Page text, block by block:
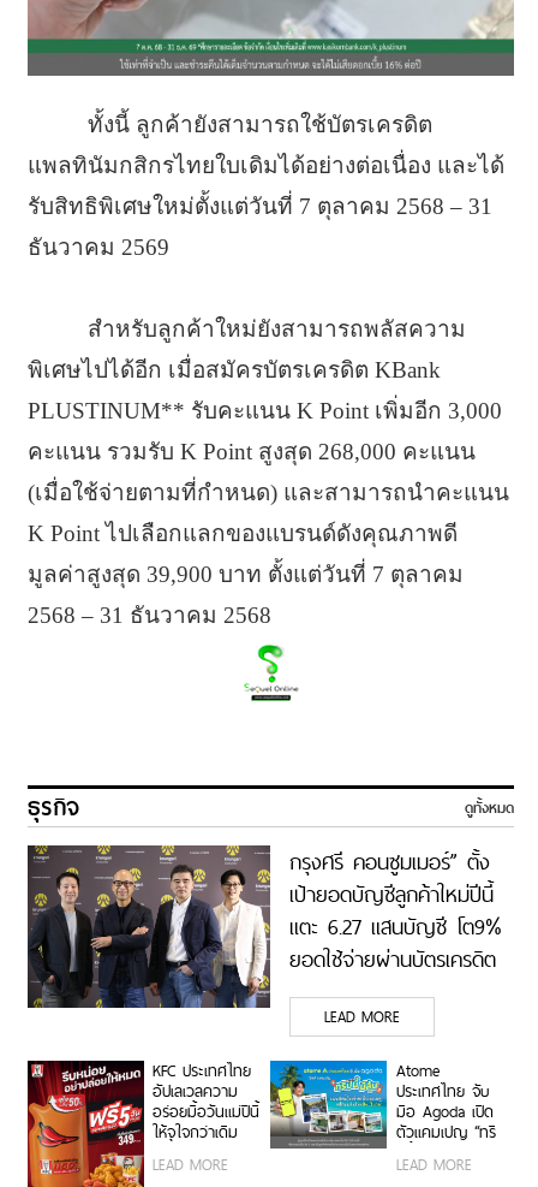
ทั้งนี้ ลูกค้ายังสามารถใช้บัตรเครดิต
แพลทินัมกสิกรไทยใบเดิมได้อย่างต่อเนื่อง และได้
รับสิทธิพิเศษใหม่ตั้งแต่วันที่ 7 ตุลาคม 2568 – 31
ธันวาคม 2569
สำหรับลูกค้าใหม่ยังสามารถพลัสความ
พิเศษไปได้อีก เมื่อสมัครบัตรเครดิต KBank
PLUSTINUM** รับคะแนน K Point เพิ่มอีก 3,000
คะแนน รวมรับ K Point สูงสุด 268,000 คะแนน
(เมื่อใช้จ่ายตามที่กำหนด) และสามารถนำคะแนน
K Point ไปเลือกแลกของแบรนด์ดังคุณภาพดี
มูลค่าสูงสุด 39,900 บาท ตั้งแต่วันที่ 7 ตุลาคม
2568 – 31 ธันวาคม 2568
ธุรกิจ ดูทั้งหมด
กรุงศรี คอนซูมเมอร์” ตั้ง
เป้ายอดบัญชีลูกค้าใหม่ปีนี้
แตะ 6.27 แสนบัญชี โต9%
ยอดใช้จ่ายผ่านบัตรเครดิต
4.2 แสนล้านบาท โต 6%
และยอดสินเชื่อใหม่ 9.8 หมื่น
ล้านบาท เร่งขยายสินเชื่อ-
นายหน้าประกันภัย เจาะกลุ่ม
Wealth และยกระดับบัตร
เครดิตลูกค้าองค์กร
LEAD MORE
KFC ประเทศไทย
อัปเลเวลความ
อร่อยมื้อวันแม่ปีนี้
ให้จุใจกว่าเดิม
จัมโบ้” ปริมาณ
LEAD MORE
Atome
ประเทศไทย จับ
มือ Agoda เปิด
ตัวแคมเปญ “ทริ
ปนี้มีลุ้น” มอบ
สิทธิ์ลุ้นเข้าพัก
LEAD MORE